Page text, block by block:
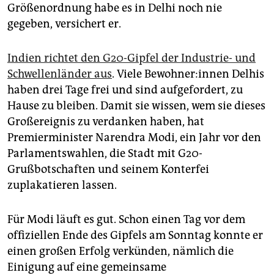
Größenordnung habe es in Delhi noch nie
gegeben, versichert er.
Indien richtet den G20-Gipfel der Industrie- und
Schwellenländer aus. Viele Be­woh­ne­r:in­nen Delhis
haben drei Tage frei und sind aufgefordert, zu
Hause zu bleiben. Damit sie wissen, wem sie dieses
Großereignis zu verdanken haben, hat
Premierminister Narendra Modi, ein Jahr vor den
Parlamentswahlen, die Stadt mit G20-
Grußbotschaften und seinem Konterfei
zuplakatieren lassen.
Für Modi läuft es gut. Schon einen Tag vor dem
offiziellen Ende des Gipfels am Sonntag konnte er
einen großen Erfolg verkünden, nämlich die
Einigung auf eine gemeinsame